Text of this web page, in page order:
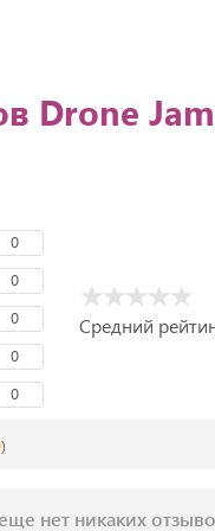
Drone
0
0
0
0
0
Средний
)
нет никаких